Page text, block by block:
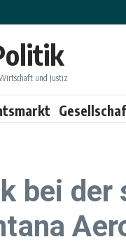
und Justiz
bei